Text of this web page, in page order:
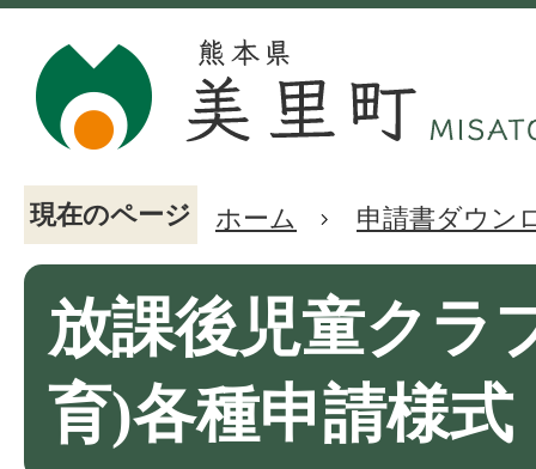
現在のページ ホーム 申請書ダウン
放課後児童クラ
育)各種申請様式